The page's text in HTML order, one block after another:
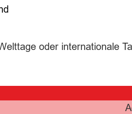
oder internationale